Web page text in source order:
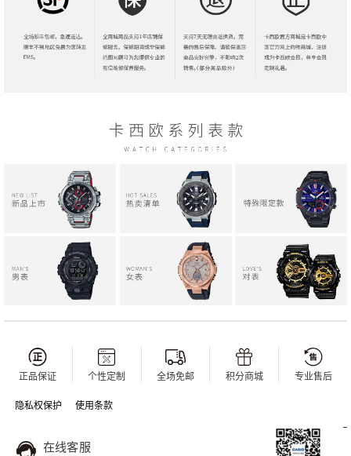
正品保证 个性定制 全场免邮 积分商城 专业售后
隐私权保护 使用条款
在线客服